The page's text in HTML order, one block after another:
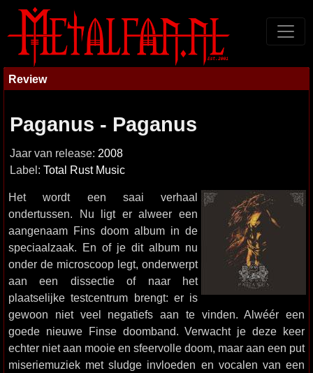
Review
Paganus - Paganus
Jaar van release: 2008
Label: Total Rust Music
Het wordt een saai verhaal
ondertussen. Nu ligt er alweer een
aangenaam Fins doom album in de
speciaalzaak. En of je dit album nu
onder de microscoop legt, onderwerpt
aan een dissectie of naar het
plaatselijke testcentrum brengt: er is
gewoon niet veel negatiefs aan te vinden. Alwéér een
goede nieuwe Finse doomband. Verwacht je deze keer
echter niet aan mooie en sfeervolle doom, maar aan een put
miseriemuziek met sludge invloeden en vocalen van een